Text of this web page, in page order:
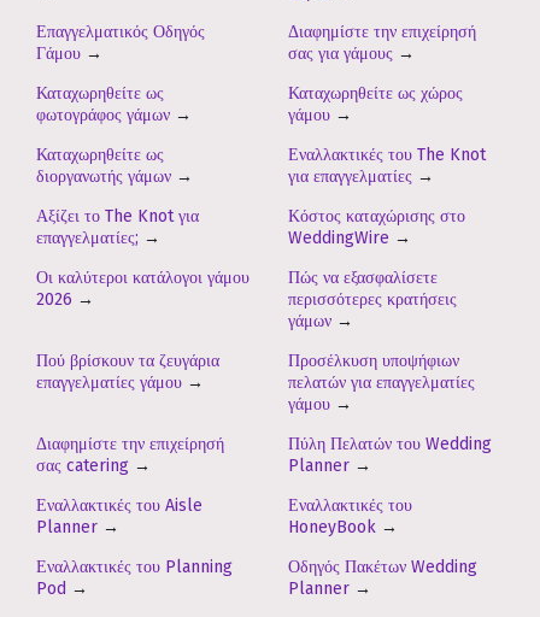
Επαγγελματικός Οδηγός
Γάμου →
Διαφημίστε την επιχείρησή
σας για γάμους →
Καταχωρηθείτε ως
φωτογράφος γάμων →
Καταχωρηθείτε ως χώρος
γάμου →
Καταχωρηθείτε ως
διοργανωτής γάμων →
Εναλλακτικές του The Knot
για επαγγελματίες →
Αξίζει το The Knot για
επαγγελματίες; →
Κόστος καταχώρισης στο
WeddingWire →
Οι καλύτεροι κατάλογοι γάμου
2026 →
Πώς να εξασφαλίσετε
περισσότερες κρατήσεις
γάμων →
Πού βρίσκουν τα ζευγάρια
επαγγελματίες γάμου →
Προσέλκυση υποψήφιων
πελατών για επαγγελματίες
γάμου →
Διαφημίστε την επιχείρησή
σας catering →
Πύλη Πελατών του Wedding
Planner →
Εναλλακτικές του Aisle
Planner →
Εναλλακτικές του
HoneyBook →
Εναλλακτικές του Planning
Pod →
Οδηγός Πακέτων Wedding
Planner →